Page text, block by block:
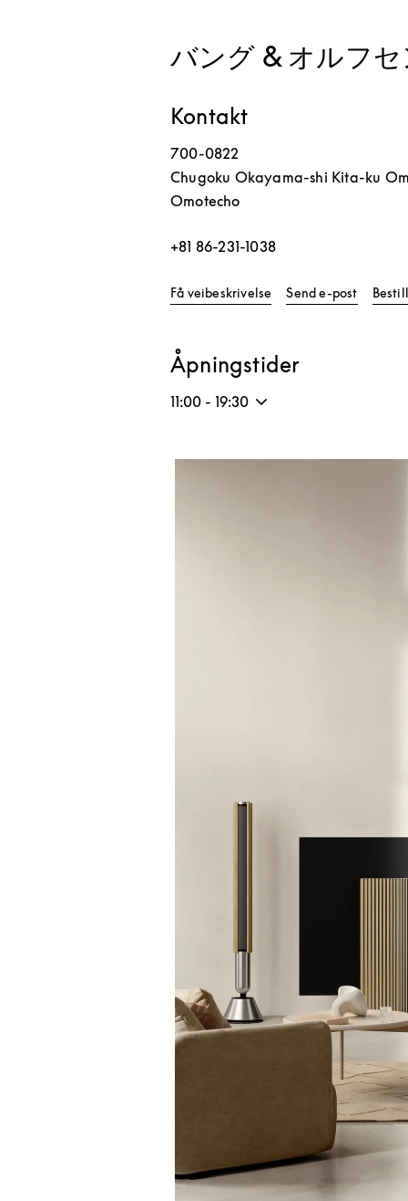
バング & オルフセ
Kontakt
700-0822
Chugoku Okayama-shi Kita-ku
Omotecho
+81 86-231-1038
Få veibeskrivelse Link Opens in New Tab
Send e-post
Åpningstider
11:00 - 19:30